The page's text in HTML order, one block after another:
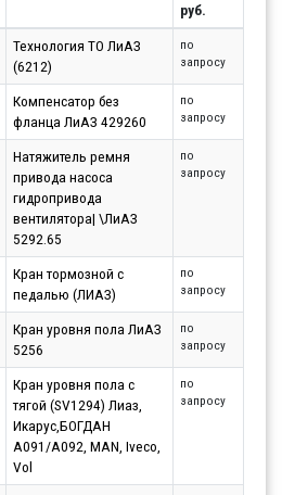
руб.
Технология ТО ЛиАЗ
(6212)
по
запросу
Компенсатор без
фланца ЛиАЗ 429260
по
запросу
Натяжитель ремня
привода насоса
гидропривода
вентилятора| \ЛиАЗ
5292.65
по
запросу
Кран тормозной с
педалью (ЛИАЗ)
по
запросу
Кран уровня пола ЛиАЗ
5256
по
запросу
Кран уровня пола с
тягой (SV1294) Лиаз,
Икарус,БОГДАН
A091/A092, MAN, Iveco,
Vol
по
запросу